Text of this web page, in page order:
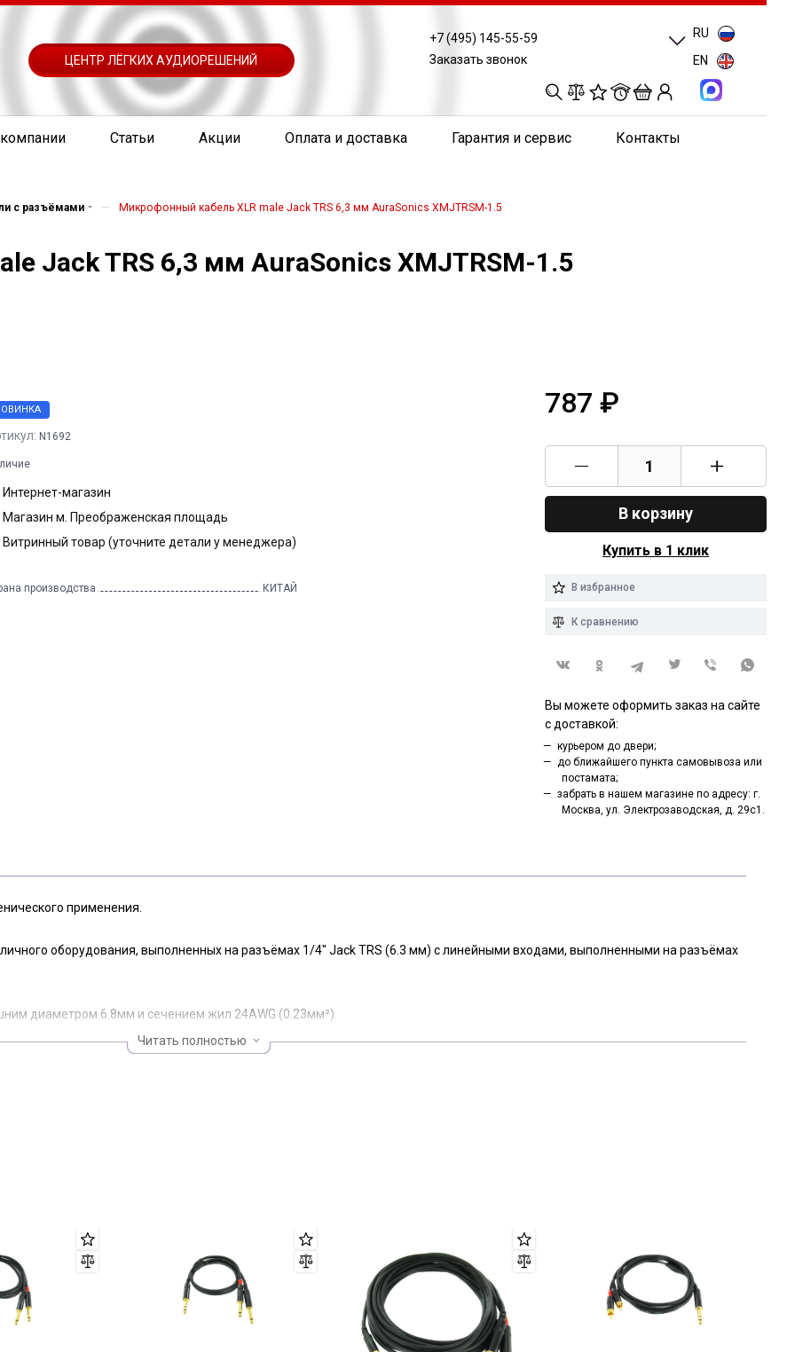
ЦЕНТР ЛЁГКИХ АУДИОРЕШЕНИЙ
+7 (495) 145-55-59
Заказать звонок
0
RU
EN
Статьи Акции Оплата и доставка Гарантия и сервис Контакты
с разъёмами — Микрофонный кабель XLR male Jack TRS 6,3 мм AuraSonics XMJTRSM-1.5
Jack TRS 6,3 мм AuraSonics XMJTRSM-1.5
N1692
Интернет-магазин
Магазин м. Преображенская площадь
Витринный товар (уточните детали у менеджера)
производства КИТАЙ
787 ₽
В корзину
Купить в 1 клик
В избранное
К сравнению
Вы можете оформить заказ на сайте
с доставкой:
курьером до двери;
до ближайшего пункта самовывоза или
постамата;
забрать в нашем магазине по адресу: г.
Москва, ул. Электрозаводская, д. 29с1.
применения.
оборудования, выполненных на разъёмах 1/4" Jack TRS (6.3 мм) с линейными входами, выполненными на разъёмах
диаметром 6.8мм и сечением жил 24AWG (0.23мм²).
изоляции имеет токопроводящее PVC покрытие, снижающее микрофонный эффект, блокирующее электромагнитное
и долгий срок эксплуатации.
контактами и 1/4" Jack TRS (6.3 мм) JMA3-BG с позолоченными контактами для высокой надёжности
Читать полностью